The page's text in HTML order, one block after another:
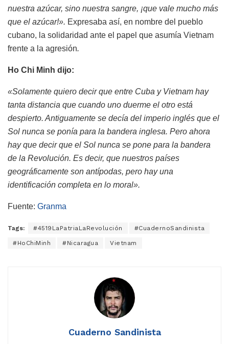
nuestra azúcar, sino nuestra sangre, ¡que vale mucho más
que el azúcar!». Expresaba así, en nombre del pueblo
cubano, la solidaridad ante el papel que asumía Vietnam
frente a la agresión.
Ho Chi Minh dijo:
«Solamente quiero decir que entre Cuba y Vietnam hay
tanta distancia que cuando uno duerme el otro está
despierto. Antiguamente se decía del imperio inglés que el
Sol nunca se ponía para la bandera inglesa. Pero ahora
hay que decir que el Sol nunca se pone para la bandera
de la Revolución. Es decir, que nuestros países
geográficamente son antípodas, pero hay una
identificación completa en lo moral».
Fuente: Granma
Tags: #4519LaPatriaLaRevolución #CuadernoSandinista
#HoChiMinh #Nicaragua Vietnam
Cuaderno Sandinista